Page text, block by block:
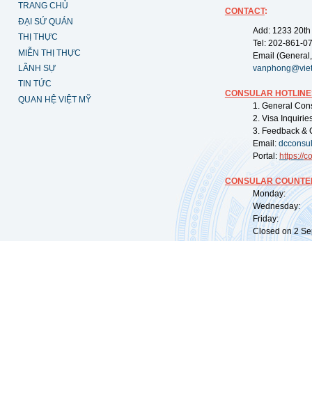
TRANG CHỦ
ĐẠI SỨ QUÁN
THỊ THỰC
MIỄN THỊ THỰC
LÃNH SỰ
TIN TỨC
QUAN HỆ VIỆT MỸ
CONTACT:
Add: 1233
Tel: 202-861-
Email
CONSULAR
1. General
2. Visa
3. Feedback &
Email:
Portal: https://
CONSULAR
Monday:
Wednesday:
Friday:
Closed on 2